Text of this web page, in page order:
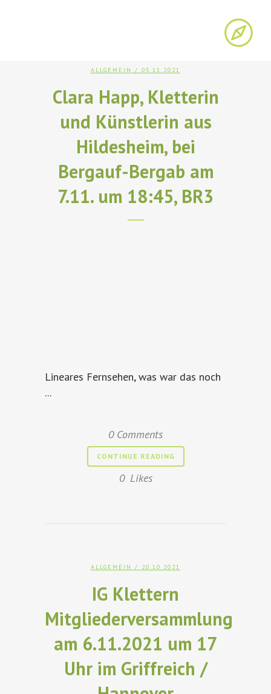
ALLGEMEIN / 05.11.2021
Clara Happ, Kletterin
und Künstlerin aus
Hildesheim, bei
Bergauf-Bergab am
7.11. um 18:45, BR3
Lineares Fernsehen, was war das noch
...
0 Comments
CONTINUE READING
0 Likes
ALLGEMEIN / 20.10.2021
IG Klettern
Mitgliederversammlung
am 6.11.2021 um 17
Uhr im Griffreich /